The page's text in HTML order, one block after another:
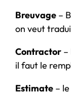
Breuvage –
on veut
Contractor –
il faut le
Estimate –